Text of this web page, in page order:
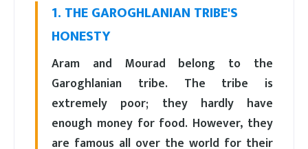
1. THE GAROGHLANIAN TRIBE'S
HONESTY
Aram and Mourad belong to the
Garoghlanian tribe. The tribe is
extremely poor; they hardly have
enough money for food. However, they
are famous all over the world for their